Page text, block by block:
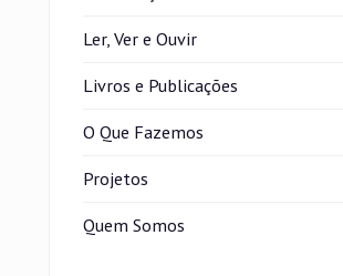
Ler, Ver e Ouvir
Livros e Publicações
O Que Fazemos
Projetos
Quem Somos